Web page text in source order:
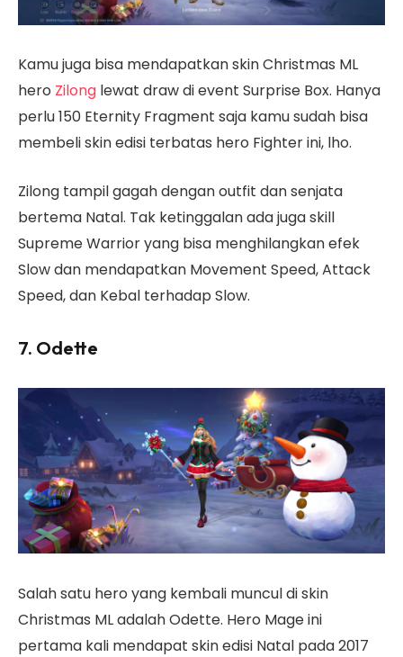
Kamu juga bisa mendapatkan skin Christmas ML
hero Zilong lewat draw di event Surprise Box. Hanya
perlu 150 Eternity Fragment saja kamu sudah bisa
membeli skin edisi terbatas hero Fighter ini, lho.
Zilong tampil gagah dengan outfit dan senjata
bertema Natal. Tak ketinggalan ada juga skill
Supreme Warrior yang bisa menghilangkan efek
Slow dan mendapatkan Movement Speed, Attack
Speed, dan Kebal terhadap Slow.
7. Odette
Salah satu hero yang kembali muncul di skin
Christmas ML adalah Odette. Hero Mage ini
pertama kali mendapat skin edisi Natal pada 2017